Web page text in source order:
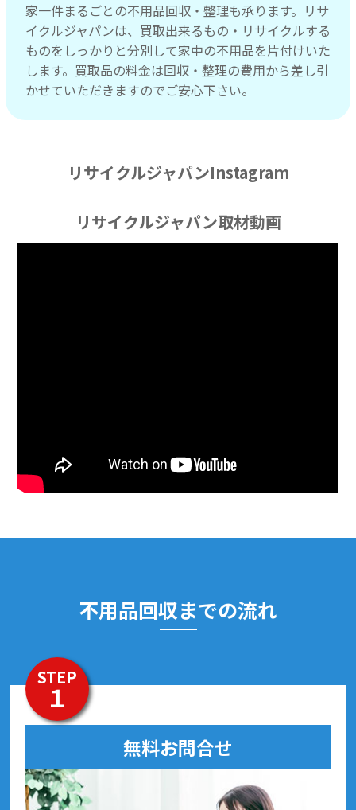
家一件まるごとの不用品回収・整理も承ります。リサ
イクルジャパンは、買取出来るもの・リサイクルする
ものをしっかりと分別して家中の不用品を片付けいた
します。買取品の料金は回収・整理の費用から差し引
かせていただきますのでご安心下さい。
リサイクルジャパンInstagram
リサイクルジャパン取材動画
不用品回収までの流れ
STEP
１
無料お問合せ